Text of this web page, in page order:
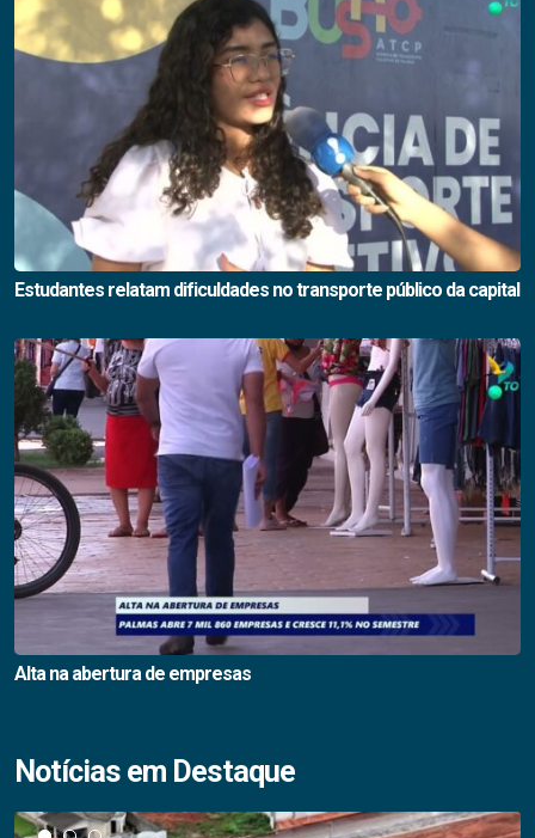
Estudantes relatam dificuldades no transporte público da capital
Alta na abertura de empresas
Notícias em Destaque